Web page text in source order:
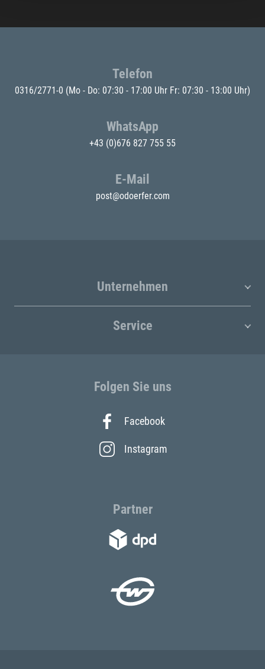
Telefon
0316/2771-0 (Mo - Do: 07:30 - 17:00 Uhr Fr: 07:30 - 13:00 Uhr)
WhatsApp
+43 (0)676 827 755 55
E-Mail
post@odoerfer.com
Unternehmen
Service
Folgen Sie uns
Facebook
Instagram
Partner